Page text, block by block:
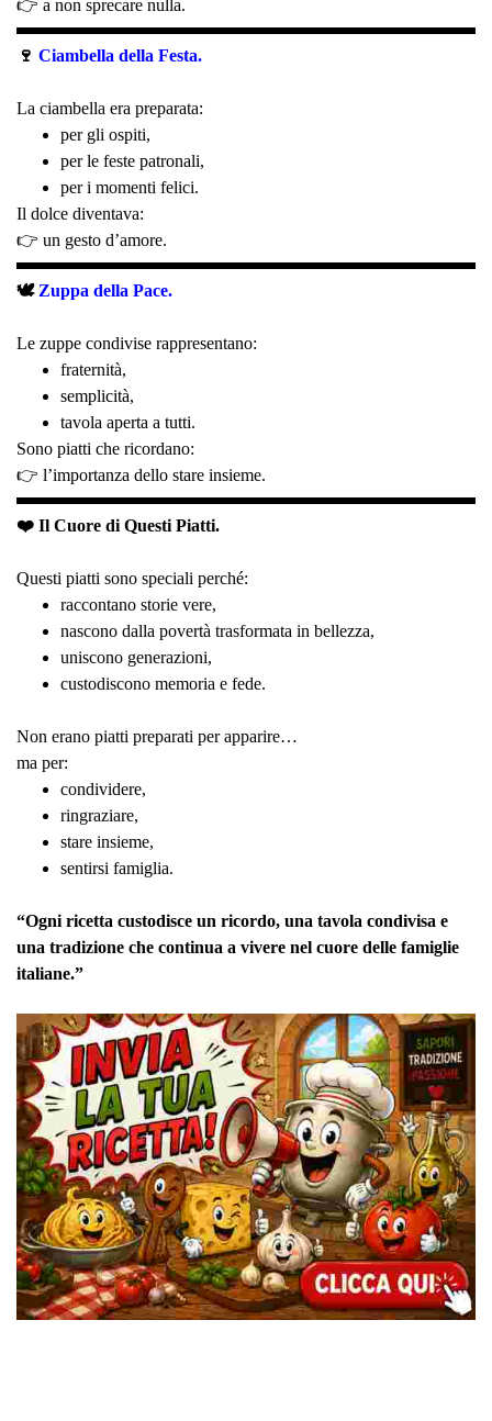
👉 a non sprecare nulla.
🍷 Ciambella della Festa.
La ciambella era preparata:
per gli ospiti,
per le feste patronali,
per i momenti felici.
Il dolce diventava:
👉 un gesto d’amore.
🕊️ Zuppa della Pace.
Le zuppe condivise rappresentano:
fraternità,
semplicità,
tavola aperta a tutti.
Sono piatti che ricordano:
👉 l’importanza dello stare insieme.
❤️ Il Cuore di Questi Piatti.
Questi piatti sono speciali perché:
raccontano storie vere,
nascono dalla povertà trasformata in bellezza,
uniscono generazioni,
custodiscono memoria e fede.
Non erano piatti preparati per apparire…
ma per:
condividere,
ringraziare,
stare insieme,
sentirsi famiglia.
“Ogni ricetta custodisce un ricordo, una tavola condivisa e
una tradizione che continua a vivere nel cuore delle famiglie
italiane.”